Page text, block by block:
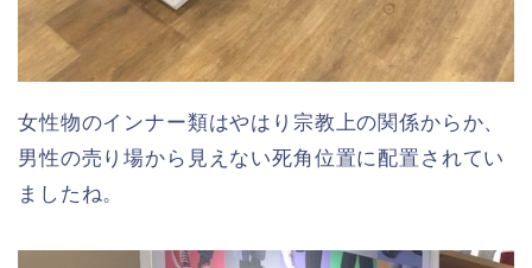
女性物のインナー類はやはり宗教上の関係からか、
男性の売り場から見えない死角位置に配置されてい
ましたね。